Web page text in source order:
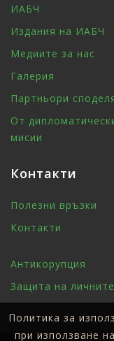
ИАБЧ
Издания на ИАБЧ
Медиите за нас
Галерия
Партньори
От
мисии
Контакти
Полезни връзки
Контакти
Антикорупция
Защита на
Политика за
при използване